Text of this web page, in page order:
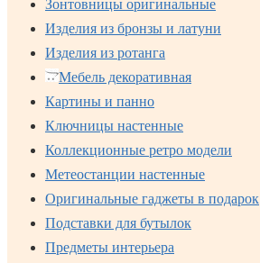
Зонтовницы оригинальные
Изделия из бронзы и латуни
Изделия из ротанга
Мебель декоративная
Картины и панно
Ключницы настенные
Коллекционные ретро модели
Метеостанции настенные
Оригинальные гаджеты в подарок
Подставки для бутылок
Предметы интерьера